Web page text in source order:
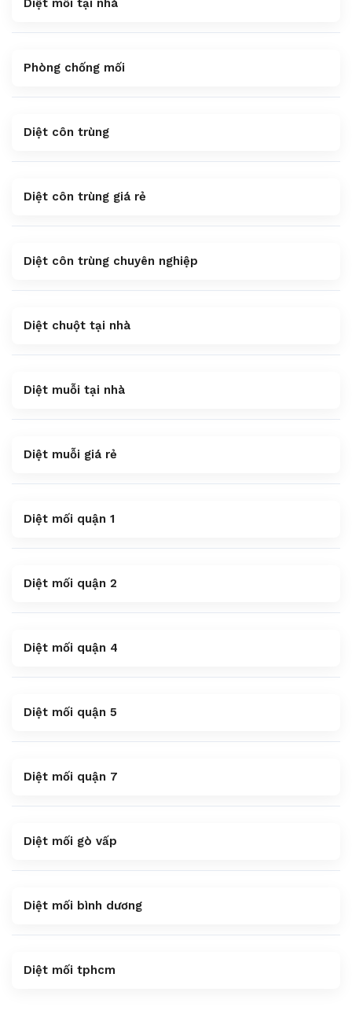
Diệt mối tại nhà
Phòng chống mối
Diệt côn trùng
Diệt côn trùng giá rẻ
Diệt côn trùng chuyên nghiệp
Diệt chuột tại nhà
Diệt muỗi tại nhà
Diệt muỗi giá rẻ
Diệt mối quận 1
Diệt mối quận 2
Diệt mối quận 4
Diệt mối quận 5
Diệt mối quận 7
Diệt mối gò vấp
Diệt mối bình dương
Diệt mối tphcm